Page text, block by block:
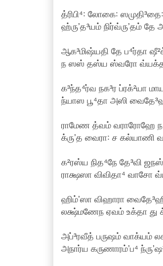
த்ரிபி⁴꞉ லோகை꞉
ஹ்ருʼத³யம் நிர்வ்ருʼதம்
ஆக³மிஷ்யதி தே ப⁴ர்தா
ந ஸஸ் தஸ்ய ஸ்வரோ வ்யக்தம்
க³ந்த⁴ர்வ நக³ர ப்ரக்²யா
ந்யாஸ பூ⁴தா அஸி
ராமேண த்வம் வராரோஹே
க்ருʼத வைரா꞉ ச கல்யாணி
க²ரஸ்ய நித⁴நே தே³வி
ராக்ஷஸா விவிதா⁴ வாசோ
ஹிம்ʼஸா விஹாரா
லக்ஷ்மணேந ஏவம் உக்தா து
அப்³ரவீத் பருஷம் வாக்யம்
அநார்ய கருணாரம்ʼப⁴